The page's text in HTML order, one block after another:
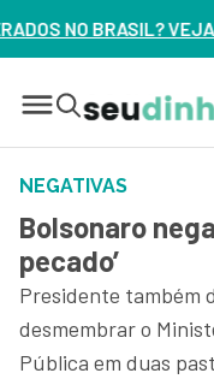
DE 3 DELES –
NEGATIVAS
Bolsonaro
pecado’
Presidente também
desmembrar o
Pública em duas